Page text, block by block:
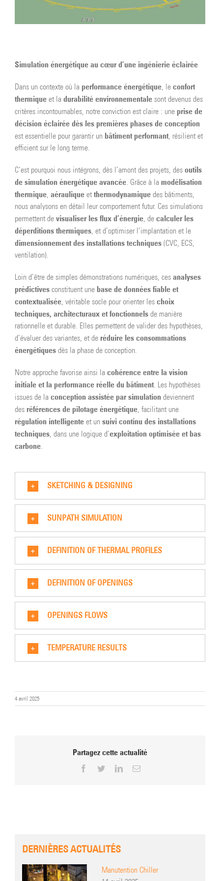
Simulation énergétique au cœur d’une ingénierie éclairée
Dans un contexte où la performance énergétique, le confort
thermiqueet la durabilité environnementalesont devenus des
critères incontournables, notre conviction est claire : une prise de
décision éclairée dès les premières phases de conception
est essentielle pour garantir un bâtiment performant, résilient et
efficient sur le long terme.
C’est pourquoi nous intégrons, dès l’amont des projets, des outils
de simulation énergétique avancée. Grâce à la modélisation
thermique, aérauliqueet thermodynamiquedes bâtiments,
nous analysons en détail leur comportement futur. Ces simulations
permettent de visualiser les flux d’énergie, de calculer les
déperditions thermiques, et d’optimiser l’implantation et le
dimensionnement des installations techniques(CVC, ECS,
ventilation).
Loin d’être de simples démonstrations numériques, ces analyses
prédictivesconstituent une base de données fiable et
contextualisée, véritable socle pour orienter les choix
techniques, architecturaux et fonctionnelsde manière
rationnelle et durable. Elles permettent de valider des hypothèses,
d’évaluer des variantes, et de réduire les consommations
énergétiquesdès la phase de conception.
Notre approche favorise ainsi la cohérence entre la vision
initiale et la performance réelle du bâtiment. Les hypothèses
issues de la conception assistée par simulation deviennent
des références de pilotage énergétique, facilitant une
régulation intelligenteet un suivi continu des installations
techniques, dans une logique d’exploitation optimisée et bas
carbone.
SKETCHING & DESIGNING
SUNPATH SIMULATION
DEFINITION OF THERMAL PROFILES
DEFINITION OF OPENINGS
OPENINGS FLOWS
TEMPERATURE RESULTS
4 avril 2025
Partagez cette actualité
Facebook
TwitterLinkedInEmail
DERNIÈRES ACTUALITÉS
Manutention Chiller